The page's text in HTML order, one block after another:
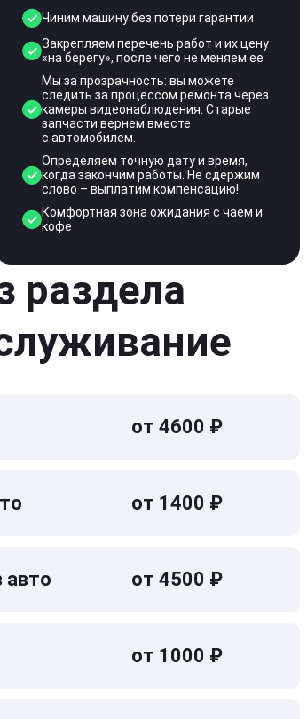
Чиним машину без потери гарантии
Закрепляем перечень работ и их цену
«на берегу», после чего не меняем ее
Мы за прозрачность: вы можете
следить за процессом ремонта через
камеры видеонаблюдения. Старые
запчасти вернем вместе
с автомобилем.
Определяем точную дату и время,
когда закончим работы. Не сдержим
слово – выплатим компенсацию!
Комфортная зона ожидания с чаем и
кофе
раздела
от 4600 ₽
от 1400 ₽
авто от 4500 ₽
от 1000 ₽